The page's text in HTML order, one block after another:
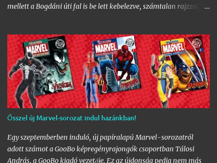
mellett a Bogdáni úti fal is be lett kebelezve, számtalan rajzzal, és
graffiti jam rajzaival!
Ősszel új Marvel-sorozat indul hazánkban!
Egy szeptemberben induló, új papíralapú Marvel-sorozatról
adott számot a GooBo képregényrajongók csoportban Tálosi
András, a GooBo kiadó vezetője. Ez az újdonság pedig nem más